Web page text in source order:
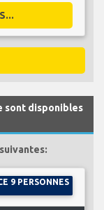
sont disponibles
9 PERSONNES